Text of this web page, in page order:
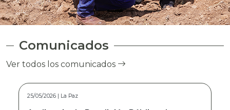
Comunicados
Ver todos los comunicados
25/05/2026 | La Paz
26/03/2026 | Cochabamba